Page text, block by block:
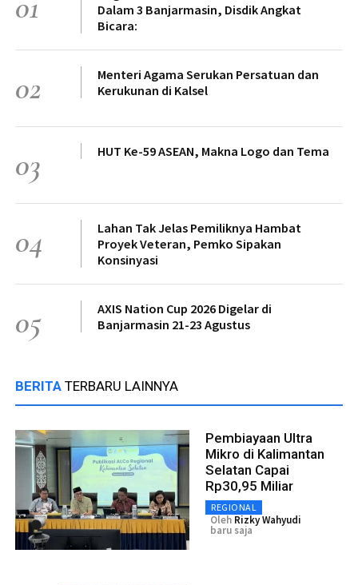
Dalam 3 Banjarmasin, Disdik Angkat
Bicara:
02
Menteri Agama Serukan Persatuan dan
Kerukunan di Kalsel
03 HUT Ke-59 ASEAN, Makna Logo dan Tema
04
Lahan Tak Jelas Pemiliknya Hambat
Proyek Veteran, Pemko Sipakan
Konsinyasi
05
AXIS Nation Cup 2026 Digelar di
Banjarmasin 21-23 Agustus
BERITA TERBARU LAINNYA
Pembiayaan Ultra
Mikro di Kalimantan
Selatan Capai
Rp30,95 Miliar
REGIONAL
Oleh Rizky Wahyudi
baru saja